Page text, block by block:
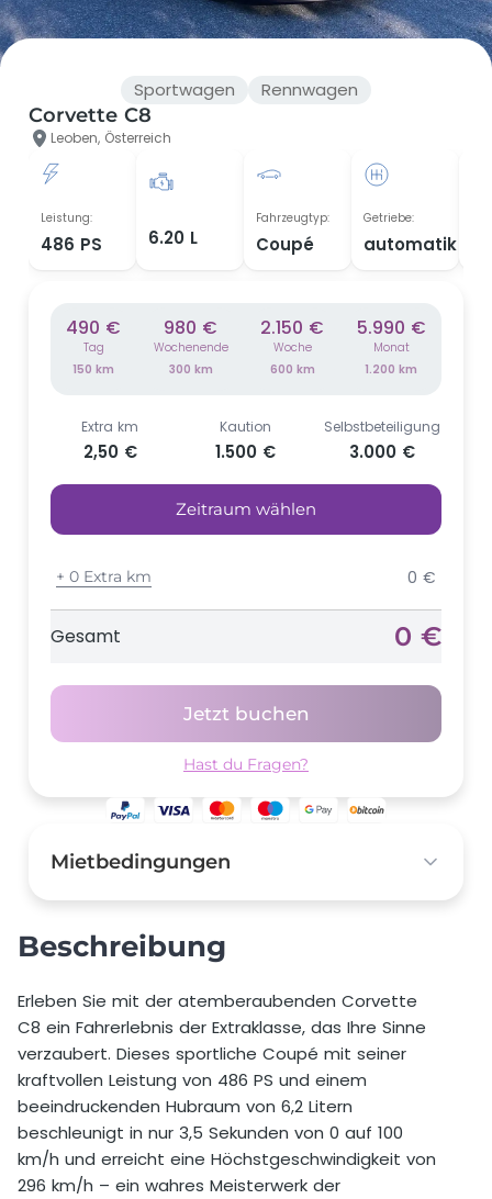
Beschreibung
Erleben Sie mit der atemberaubenden Corvette
C8 ein Fahrerlebnis der Extraklasse, das Ihre Sinne
verzaubert. Dieses sportliche Coupé mit seiner
kraftvollen Leistung von 486 PS und einem
beeindruckenden Hubraum von 6,2 Litern
beschleunigt in nur 3,5 Sekunden von 0 auf 100
km/h und erreicht eine Höchstgeschwindigkeit von
296 km/h – ein wahres Meisterwerk der
Sportwagen Rennwagen
Corvette C8
Leoben, Österreich
Leistung:
486 PS 6.20 L
Fahrzeugtyp:
Coupé
Getriebe:
automatik
490 €
Tag
150 km
980 €
Wochenende
300 km
2.150 €
Woche
600 km
5.990 €
Monat
1.200 km
Extra km
2,50 €
Kaution
1.500 €
Selbstbeteiligung
3.000 €
Zeitraum wählen
+ 0 Extra km 0 €
Gesamt 0 €
Jetzt buchen
Hast du Fragen?
Mietbedingungen
Kaution
Preis pro Extra km vor Buchung 2,50 €
Preis pro Extra km nach Buchung
Mindestalter 21 Jahre
Zusätzlicher Fahrer erlaubt